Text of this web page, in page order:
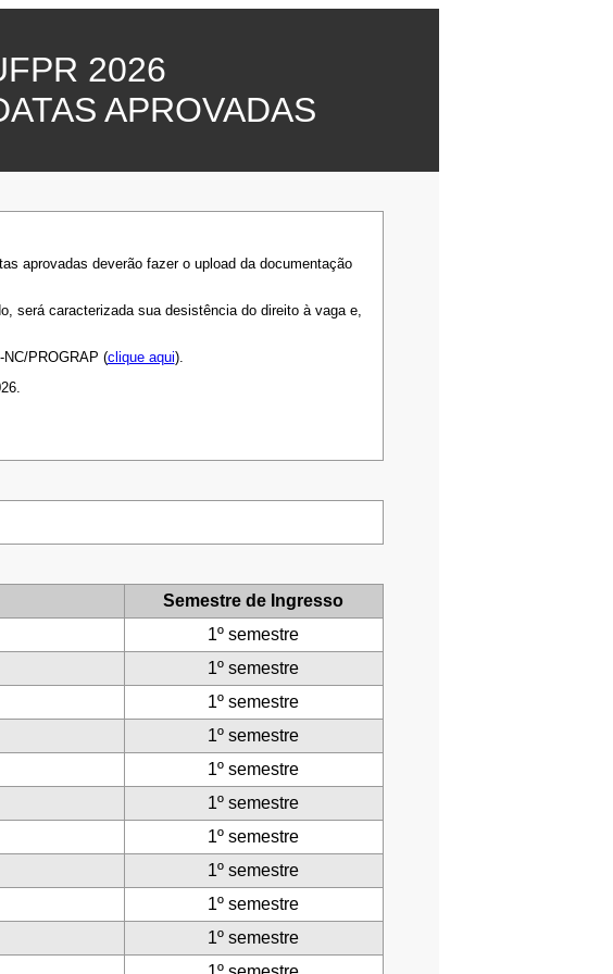
2026
APROVADAS
aprovadas deverão fazer o upload da documentação
será caracterizada sua desistência do direito à vaga e,
PROGRAP (clique aqui).
Semestre de Ingresso
1º semestre
1º semestre
1º semestre
1º semestre
1º semestre
1º semestre
1º semestre
1º semestre
1º semestre
1º semestre